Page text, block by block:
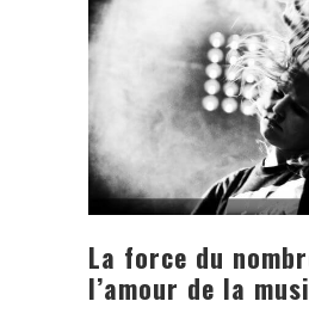
La force du
l’amour de la